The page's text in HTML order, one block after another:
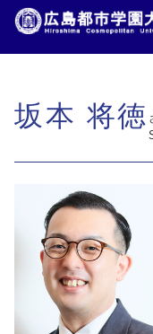
坂本 将徳